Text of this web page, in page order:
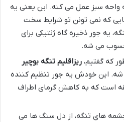
واحه سبز عمل می کنه. این یعنی یه
که نمی تونن تو شرایط سخت
یه جور ذخیره گاه ژنتیکی برای
می شه.
که گفتیم، ریزاقلیم تنگه بوچیر
این خودش یه جور تنظیم کننده
است که به کاهش گرمای اطراف
های تنگه، از دل سنگ ها می